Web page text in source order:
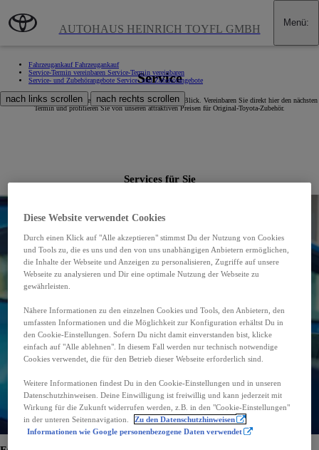
AUTOHAUS HEINRICH TOYFL GMBH Menü:
FahrzeugankaufFahrzeugankauf
Service-Termin vereinbaren Service-Termin vereinbaren
Service- und Zubehörangebote Service- und Zubehörangebote
nach links scrollen nach rechts scrollen
Service
Alle Service- und Zubehörangebote von Toyota Toyfl auf einen Blick. Vereinbaren Sie direkt hier den nächsten
Termin und profitieren Sie von unseren attraktiven Preisen für Original-Toyota-Zubehör.
Services für Sie
Diese Website verwendet Cookies
Durch einen Klick auf "Alle akzeptieren" stimmst Du der Nutzung von Cookies
und Tools zu, die es uns und den von uns unabhängigen Anbietern ermöglichen,
die Inhalte der Webseite und Anzeigen zu personalisieren, Zugriffe auf unsere
Webseite zu analysieren und Dir eine optimale Nutzung der Webseite zu
gewährleisten.
Nähere Informationen zu den einzelnen Cookies und Tools, den Anbietern, den
umfassten Informationen und die Möglichkeit zur Konfiguration erhältst Du in
den Cookie-Einstellungen. Sofern Du nicht damit einverstanden bist, klicke
einfach auf "Alle ablehnen". In diesem Fall werden nur technisch notwendige
Cookies verwendet, die für den Betrieb dieser Webseite erforderlich sind.
Weitere Informationen findest Du in den Cookie-Einstellungen und in unseren
Datenschutzhinweisen. Deine Einwilligung ist freiwillig und kann jederzeit mit
Wirkung für die Zukunft widerrufen werden, z.B. in den "Cookie-Einstellungen"
in der unteren Seitennavigation.
Zu den Datenschutzhinweisen
Informationen wie Google personenbezogene Daten verwendet